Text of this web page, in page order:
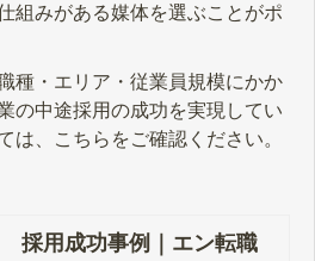
組みがある媒体を選ぶことがポ
種・エリア・従業員規模にかか
の中途採用の成功を実現してい
は、こちらをご確認ください。
採用成功事例｜エン転職